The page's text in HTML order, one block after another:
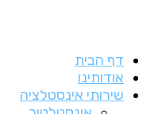
דף הבית
אודותינו
שירותי אינסטלציה